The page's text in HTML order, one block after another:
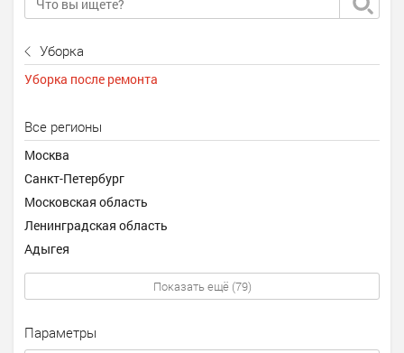
Уборка
Уборка после ремонта
Все регионы
Москва
Санкт-Петербург
Московская область
Ленинградская область
Адыгея
Показать ещё (79)
Параметры